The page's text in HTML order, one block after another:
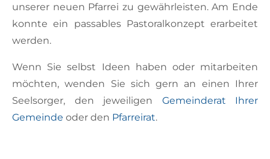
unserer neuen Pfarrei zu gewährleisten. Am Ende
konnte ein passables Pastoralkonzept erarbeitet
werden.
Wenn Sie selbst Ideen haben oder mitarbeiten
möchten, wenden Sie sich gern an einen Ihrer
Seelsorger, den jeweiligen Gemeinderat Ihrer
Gemeinde oder den Pfarreirat.